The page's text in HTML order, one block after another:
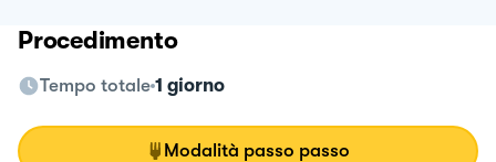
Procedimento
Tempo totale 1 giorno
Modalità passo passo